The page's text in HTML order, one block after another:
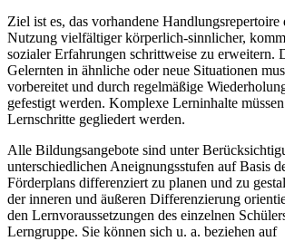
Ziel ist es, das vorhandene Handlungsrepertoire
Nutzung vielfältiger körperlich-sinnlicher,
sozialer Erfahrungen schrittweise zu erweitern.
Gelernten in ähnliche oder neue Situationen
vorbereitet und durch regelmäßige
gefestigt werden. Komplexe Lerninhalte
Lernschritte gegliedert werden.
Alle Bildungsangebote sind unter
unterschiedlichen Aneignungsstufen auf Basis
Förderplans differenziert zu planen und zu
der inneren und äußeren Differenzierung
den Lernvoraussetzungen des einzelnen
Lerngruppe. Sie können sich u. a. beziehen auf